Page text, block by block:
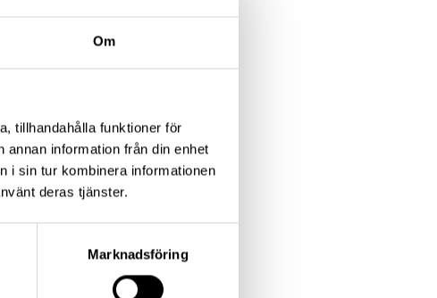
Om
tillhandahålla funktioner för
information från din enhet
i sin tur kombinera informationen
deras tjänster.
Marknadsföring
personer som har
26 oktober.